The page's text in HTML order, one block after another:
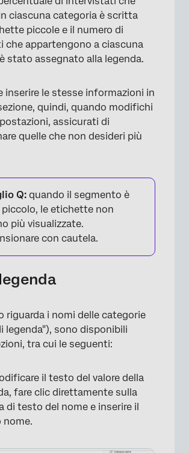
ciascuna categoria è scritta
piccole e il numero di
che appartengono a ciascuna
stato assegnato alla legenda.
inserire le stesse informazioni in
quindi, quando modifichi
assicurati di
quelle che non desideri più
Q: quando il segmento è
le etichette non
più visualizzate.
con cautela.
riguarda i nomi delle categorie
legenda"), sono disponibili
tra cui le seguenti:
il testo del valore della
fare clic direttamente sulla
di testo del nome e inserire il
nome.